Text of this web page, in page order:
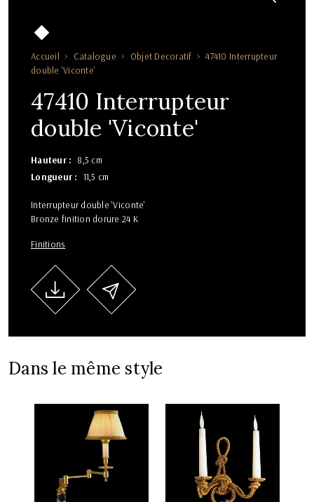
Accueil Catalogue Objet Decoratif
47410 Interrupteur
double 'Viconte'
47410 Interrupteur
double 'Viconte'
Hauteur
8,5 cm
Longueur
11,5 cm
Interrupteur double 'Viconte'
Bronze finition dorure 24 K
Finitions
Dans le même style